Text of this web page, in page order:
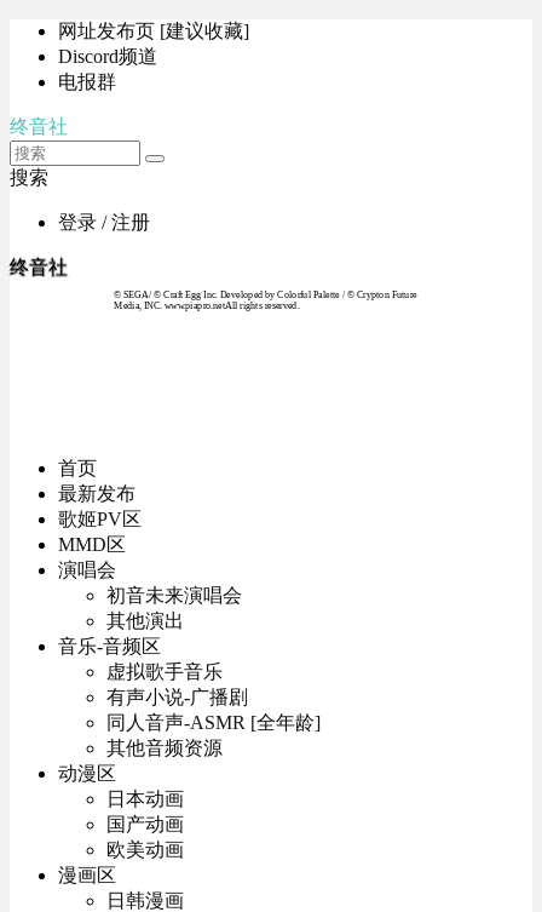
网址发布页 [建议收藏]
Discord频道
电报群
终音社
搜索
登录 / 注册
终音社
© SEGA / © Craft Egg Inc. Developed by Colorful Palette / © Crypton Future
Media, INC. www.piapro.netAll rights reserved.
首页
最新发布
歌姬PV区
MMD区
演唱会
初音未来演唱会
其他演出
音乐-音频区
虚拟歌手音乐
有声小说-广播剧
同人音声-ASMR [全年龄]
其他音频资源
动漫区
日本动画
国产动画
欧美动画
漫画区
日韩漫画